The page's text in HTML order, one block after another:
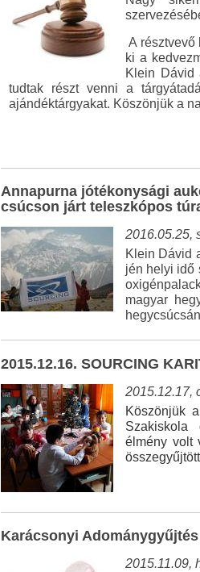
A résztvevő
ki a
Klein Dávid
tudtak részt venni a
ajándéktárgyakat. Köszönjük a
Annapurna jótékonysági
csúcson járt teleszkópos
2016.05.25,
Klein Dávid
jén helyi idő
magyar
2015.12.16. SOURCING
2015.12.17,
Köszönjük
Szakiskola
élmény volt
Karácsonyi
2015.11.09,